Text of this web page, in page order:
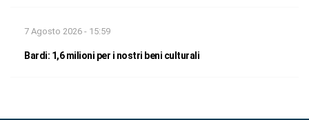
7 Agosto 2026 - 15:59
Bardi: 1,6 milioni per i nostri beni culturali